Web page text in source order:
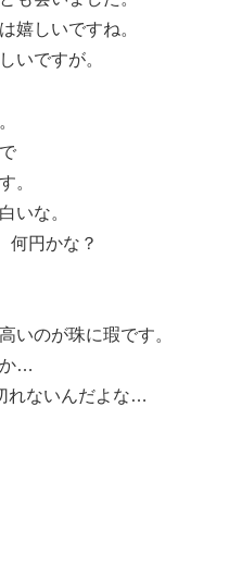
嬉しいですね。
いですが。
。
いな。
何円かな？
いのが珠に瑕です。
か…
れないんだよな…